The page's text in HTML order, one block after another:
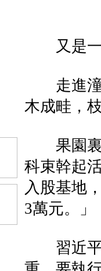
又是一
走進潼
木成畦，
果園裏
科束幹起
入股基地
3萬元。」
習近平